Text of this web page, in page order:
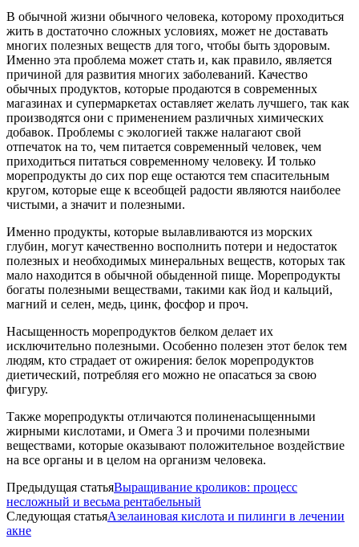
В обычной жизни обычного человека, которому проходиться
жить в достаточно сложных условиях, может не доставать
многих полезных веществ для того, чтобы быть здоровым.
Именно эта проблема может стать и, как правило, является
причиной для развития многих заболеваний. Качество
обычных продуктов, которые продаются в современных
магазинах и супермаркетах оставляет желать лучшего, так как
производятся они с применением различных химических
добавок. Проблемы с экологией также налагают свой
отпечаток на то, чем питается современный человек, чем
приходиться питаться современному человеку. И только
морепродукты до сих пор еще остаются тем спасительным
кругом, которые еще к всеобщей радости являются наиболее
чистыми, а значит и полезными.
Именно продукты, которые вылавливаются из морских
глубин, могут качественно восполнить потери и недостаток
полезных и необходимых минеральных веществ, которых так
мало находится в обычной обыденной пище. Морепродукты
богаты полезными веществами, такими как йод и кальций,
магний и селен, медь, цинк, фосфор и проч.
Насыщенность морепродуктов белком делает их
исключительно полезными. Особенно полезен этот белок тем
людям, кто страдает от ожирения: белок морепродуктов
диетический, потребляя его можно не опасаться за свою
фигуру.
Также морепродукты отличаются полиненасыщенными
жирными кислотами, и Омега 3 и прочими полезными
веществами, которые оказывают положительное воздействие
на все органы и в целом на организм человека.
Предыдущая статьяВыращивание кроликов: процесс
несложный и весьма рентабельный
Следующая статьяАзелаиновая кислота и пилинги в лечении
акне